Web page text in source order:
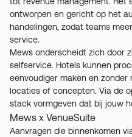
ontworpen en gericht op het
handelingen, zodat teams
service.
Mews onderscheidt zich door
selfservice. Hotels kunnen
eenvoudiger maken en
locaties of concepten. Via de
stack vormgeven dat bij jouw
Mews x VenueSuite
Aanvragen die binnenkomen